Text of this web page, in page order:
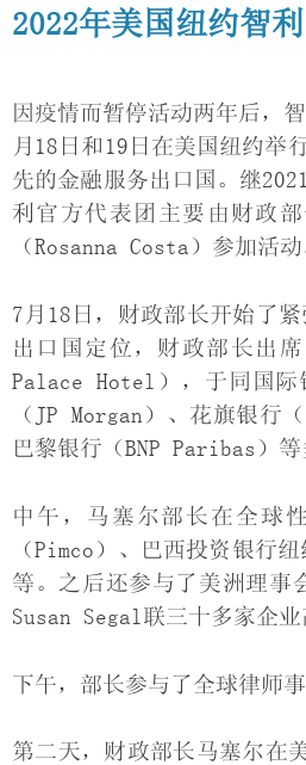
2022年美国纽约智利
因疫情而暂停活动两年后
月18日和19日在美国纽约举
先的金融服务出口国。继
利官方代表团主要由财政
（Rosanna Costa）参加活
7月18日，财政部长开始了
出口国定位，财政部长出
Palace Hotel），于同国际
（JP Morgan）、花旗银
巴黎银行（BNP Paribas）等
中午，马塞尔部长在全球
（Pimco）、巴西投资银行
等。之后还参与了美洲理
Susan Segal联三十多家企业
下午，部长参与了全球律师
第二天，财政部长马塞尔